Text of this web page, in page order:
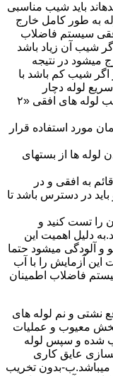
باید شیب مناسبی
به طور کامل خارج
سیستم فاضلاب
شیب آن زیاد باشد
میشود در نتیجه
شیب کم باشد با
لوله دچار
گرفتگی میشود.نکته:بهترین میزان شیب لوله های افقی «۲
مورد استفاده قرار
لوله ها از بستهای
به افقی و در
در دسترس باشد تا
را تست کنید و
دلیل اهمیت این
و آلودگی میشود حتما
و به مدت تقریبی ۵ ساعت این آزمایش را با آب
فاضلاب اطمینان
نشتی و نم لوله های
معیوب و عملیات
شده و سپس لوله
عایق کاری
بدون تخریب